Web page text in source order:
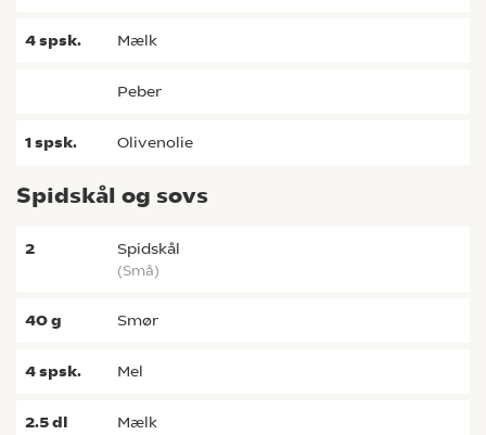
4spsk. mælk
peber
1spsk. olivenolie
Spidskål og sovs
2 spidskål
(små)
40g smør
4spsk. mel
2.5dl mælk